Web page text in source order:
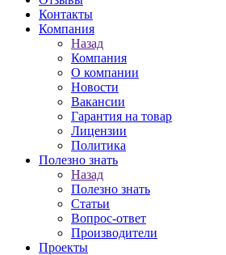
Контакты
Компания
Назад
Компания
О компании
Новости
Вакансии
Гарантия на товар
Лицензии
Политика
Полезно знать
Назад
Полезно знать
Статьи
Вопрос-ответ
Производители
Проекты